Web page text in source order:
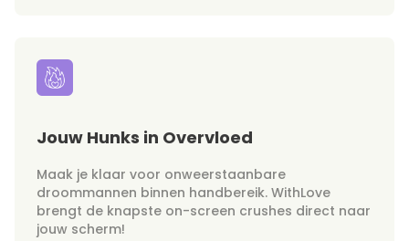
Jouw Hunks in Overvloed
Maak je klaar voor onweerstaanbare
droommannen binnen handbereik. WithLove
brengt de knapste on-screen crushes direct naar
jouw scherm!